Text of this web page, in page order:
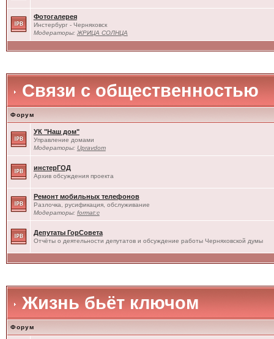
Фотогалерея
Инстербург - Черняховск
Модераторы: ЖРИЦА СОЛНЦА
Связи с общественностью
Форум
УК "Наш дом"
Управление домами
Модераторы: Upravdom
инстерГОД
Архив обсуждения проекта
Ремонт мобильных телефонов
Разлочка, русификация, обслуживание
Модераторы: format:c
Депутаты ГорСовета
Отчёты о деятельности депутатов и обсуждение работы Черняховской думы
Жизнь бьёт ключом
Форум